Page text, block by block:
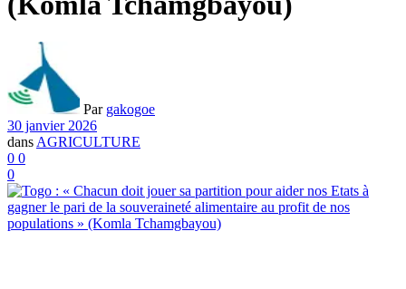
Par gakogoe
30 janvier 2026
dans AGRICULTURE
0 0
0